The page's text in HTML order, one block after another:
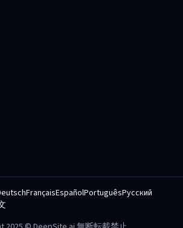
FrançaisEspañolPortuguêsРусский